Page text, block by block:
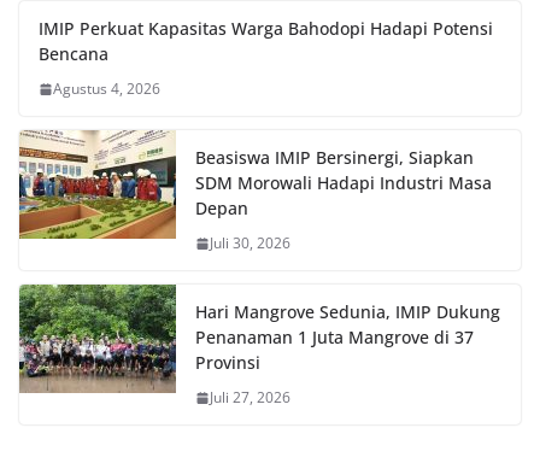
IMIP Perkuat Kapasitas Warga Bahodopi Hadapi Potensi
Bencana
Agustus 4, 2026
Beasiswa IMIP Bersinergi, Siapkan
SDM Morowali Hadapi Industri Masa
Depan
Juli 30, 2026
Hari Mangrove Sedunia, IMIP Dukung
Penanaman 1 Juta Mangrove di 37
Provinsi
Juli 27, 2026